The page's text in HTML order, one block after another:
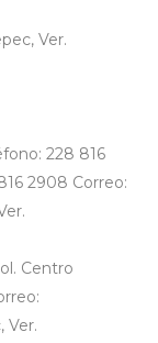
Ver.
228 816
2908 Correo:
Centro
Ver.